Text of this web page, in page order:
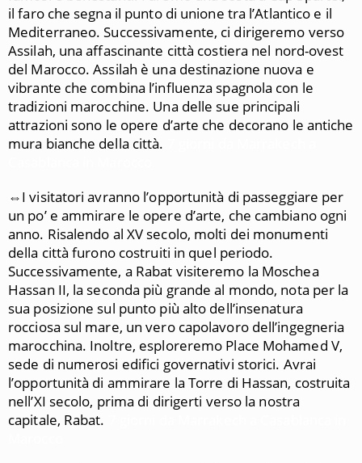
il faro che segna il punto di unione tra l’Atlantico e il
Mediterraneo. Successivamente, ci dirigeremo verso
Assilah, una affascinante città costiera nel nord-ovest
del Marocco. Assilah è una destinazione nuova e
vibrante che combina l’influenza spagnola con le
tradizioni marocchine. Una delle sue principali
attrazioni sono le opere d’arte che decorano le antiche
mura bianche della città.
⇔I visitatori avranno l’opportunità di passeggiare per
un po’ e ammirare le opere d’arte, che cambiano ogni
anno. Risalendo al XV secolo, molti dei monumenti
della città furono costruiti in quel periodo.
Successivamente, a Rabat visiteremo la Moschea
Hassan II, la seconda più grande al mondo, nota per la
sua posizione sul punto più alto dell’insenatura
rocciosa sul mare, un vero capolavoro dell’ingegneria
marocchina. Inoltre, esploreremo Place Mohamed V,
sede di numerosi edifici governativi storici. Avrai
l’opportunità di ammirare la Torre di Hassan, costruita
nell’XI secolo, prima di dirigerti verso la nostra
capitale, Rabat.